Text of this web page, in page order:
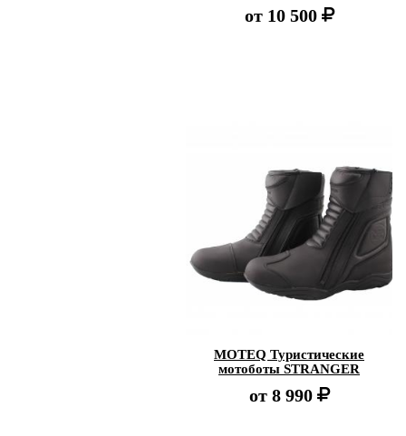
от 10 500
MOTEQ Туристические
мотоботы STRANGER
от 8 990